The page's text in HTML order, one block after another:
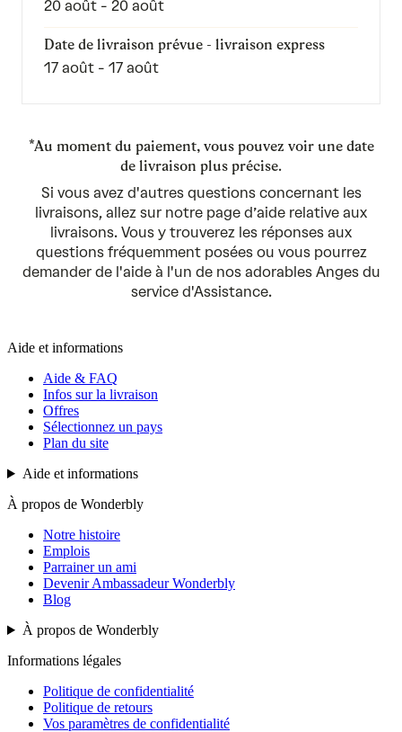
20 août - 20 août
Date de livraison prévue - livraison express
17 août - 17 août
*Au moment du paiement, vous pouvez voir une date
de livraison plus précise.
Si vous avez d'autres questions concernant les
livraisons, allez sur notre page d’aide relative aux
livraisons. Vous y trouverez les réponses aux
questions fréquemment posées ou vous pourrez
demander de l'aide à l'un de nos adorables Anges du
service d'Assistance.
Aide et informations
Aide & FAQ
Infos sur la livraison
Offres
Sélectionnez un pays
Plan du site
Aide et informations
À propos de Wonderbly
Notre histoire
Emplois
Parrainer un ami
Devenir Ambassadeur Wonderbly
Blog
À propos de Wonderbly
Informations légales
Politique de confidentialité
Politique de retours
Vos paramètres de confidentialité